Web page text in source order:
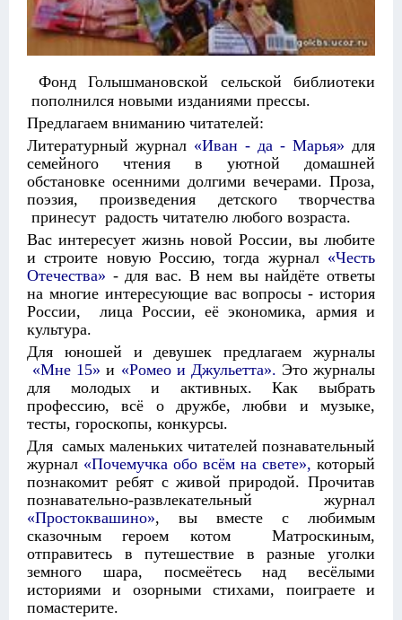
Фонд Голышмановской сельской библиотеки
пополнился новыми изданиями прессы.
Предлагаем вниманию читателей:
Литературный журнал «Иван - да - Марья» для
семейного чтения в уютной домашней
обстановке осенними долгими вечерами. Проза,
поэзия, произведения детского творчества
принесут радость читателю любого возраста.
Вас интересует жизнь новой России, вы любите
и строите новую Россию, тогда журнал «Честь
Отечества» - для вас. В нем вы найдёте ответы
на многие интересующие вас вопросы - история
России, лица России, её экономика, армия и
культура.
Для юношей и девушек предлагаем журналы
«Мне 15» и «Ромео и Джульетта». Это журналы
для молодых и активных. Как выбрать
профессию, всё о дружбе, любви и музыке,
тесты, гороскопы, конкурсы.
Для самых маленьких читателей познавательный
журнал «Почемучка обо всём на свете», который
познакомит ребят с живой природой. Прочитав
познавательно-развлекательный журнал
«Простоквашино», вы вместе с любимым
сказочным героем котом Матроскиным,
отправитесь в путешествие в разные уголки
земного шара, посмеётесь над весёлыми
историями и озорными стихами, поиграете и
помастерите.